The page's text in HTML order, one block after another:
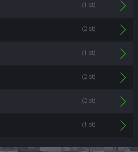
(1 st)
(2 st)
(1 st)
(2 st)
(2 st)
(1 st)